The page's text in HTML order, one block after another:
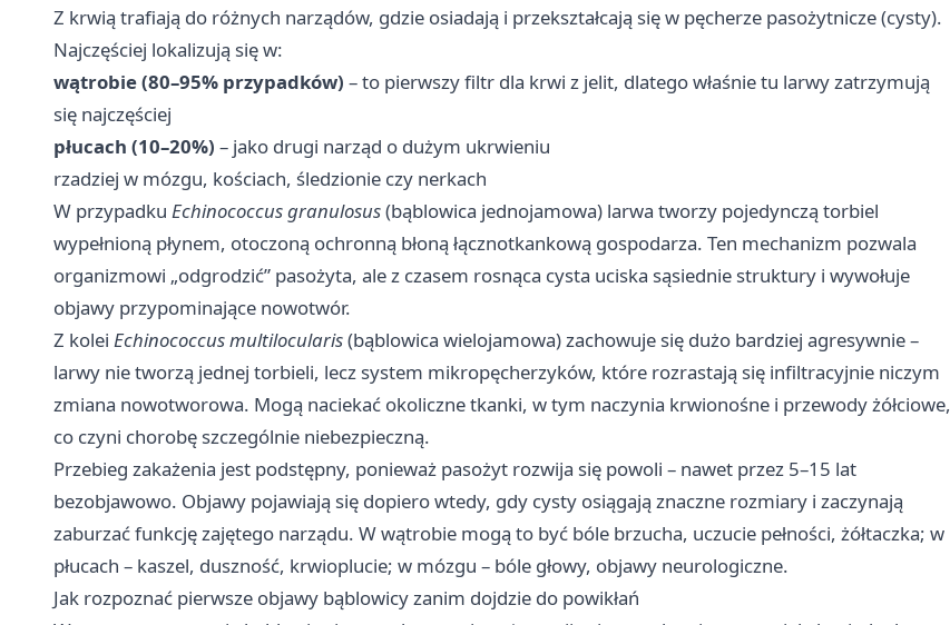
Z krwią trafiają do różnych narządów, gdzie osiadają i przekształcają się w pęcherze pasożytnicze (cysty).
Najczęściej lokalizują się w:
wątrobie (80–95% przypadków) – to pierwszy filtr dla krwi z jelit, dlatego właśnie tu larwy zatrzymują
się najczęściej
płucach (10–20%) – jako drugi narząd o dużym ukrwieniu
rzadziej w mózgu, kościach, śledzionie czy nerkach
W przypadku Echinococcus granulosus(bąblowica jednojamowa) larwa tworzy pojedynczą torbiel
wypełnioną płynem, otoczoną ochronną błoną łącznotkankową gospodarza. Ten mechanizm pozwala
organizmowi „odgrodzić” pasożyta, ale z czasem rosnąca cysta uciska sąsiednie struktury i wywołuje
objawy przypominające nowotwór.
Z kolei Echinococcus multilocularis(bąblowica wielojamowa) zachowuje się dużo bardziej agresywnie –
larwy nie tworzą jednej torbieli, lecz system mikropęcherzyków, które rozrastają się infiltracyjnie niczym
zmiana nowotworowa. Mogą naciekać okoliczne tkanki, w tym naczynia krwionośne i przewody żółciowe,
co czyni chorobę szczególnie niebezpieczną.
Przebieg zakażenia jest podstępny, ponieważ pasożyt rozwija się powoli – nawet przez 5–15 lat
bezobjawowo. Objawy pojawiają się dopiero wtedy, gdy cysty osiągają znaczne rozmiary i zaczynają
zaburzać funkcję zajętego narządu. W wątrobie mogą to być bóle brzucha, uczucie pełności, żółtaczka; w
płucach – kaszel, duszność, krwioplucie; w mózgu – bóle głowy, objawy neurologiczne.
Jak rozpoznać pierwsze objawy bąblowicy zanim dojdzie do powikłań